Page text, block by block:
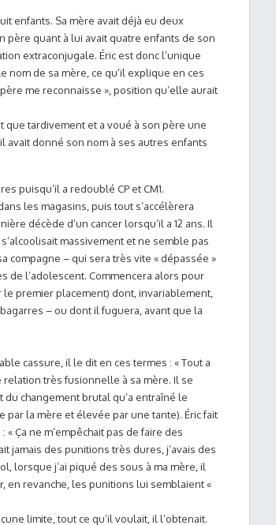
enfants. Sa mère avait déjà eu deux
quant à lui avait quatre enfants de son
extraconjugale. Éric est donc l’unique
nom de sa mère, ce qu’il explique en ces
me reconnaisse », position qu’elle aurait
que tardivement et a voué à son père une
avait donné son nom à ses autres enfants
puisqu’il a redoublé CP et CM1.
les magasins, puis tout s’accélèrera
décède d’un cancer lorsqu’il a 12 ans. Il
massivement et ne semble pas
compagne – qui sera très vite « dépassée »
l’adolescent. Commencera alors pour
premier placement) dont, invariablement,
– ou dont il fuguera, avant que la
cassure, il le dit en ces termes : « Tout a
relation très fusionnelle à sa mère. Il se
changement brutal qu’a entraîné le
la mère et élevée par une tante). Éric fait
« Ça ne m’empêchait pas de faire des
jamais des punitions très dures, j’avais des
lorsque j’ai piqué des sous à ma mère, il
en revanche, les punitions lui semblaient «
limite, tout ce qu’il voulait, il l’obtenait.